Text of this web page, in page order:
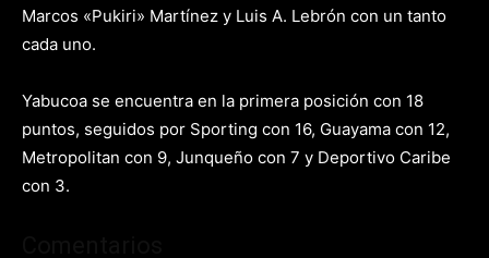
Marcos «Pukiri» Martínez y Luis A. Lebrón con un tanto
cada uno.
Yabucoa se encuentra en la primera posición con 18
puntos, seguidos por Sporting con 16, Guayama con 12,
Metropolitan con 9, Junqueño con 7 y Deportivo Caribe
con 3.